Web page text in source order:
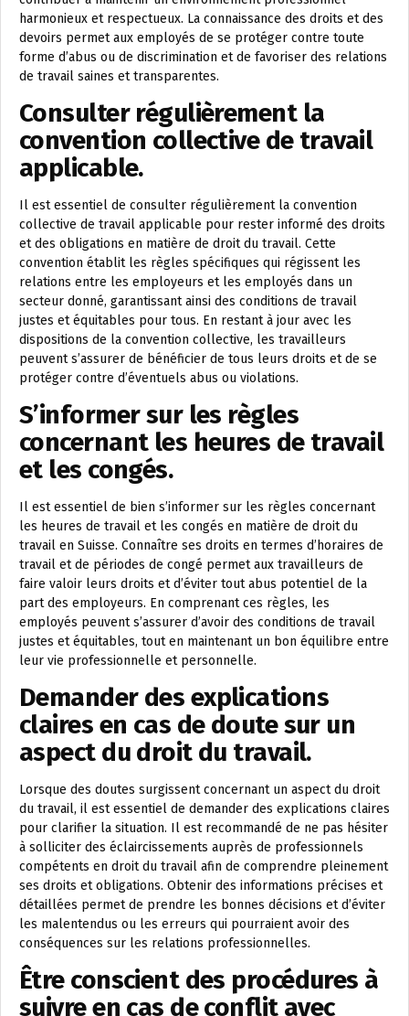
harmonieux et respectueux. La connaissance des droits et des
devoirs permet aux employés de se protéger contre toute
forme d’abus ou de discrimination et de favoriser des relations
de travail saines et transparentes.
Consulter régulièrement la
convention collective de travail
applicable.
Il est essentiel de consulter régulièrement la convention
collective de travail applicable pour rester informé des droits
et des obligations en matière de droit du travail. Cette
convention établit les règles spécifiques qui régissent les
relations entre les employeurs et les employés dans un
secteur donné, garantissant ainsi des conditions de travail
justes et équitables pour tous. En restant à jour avec les
dispositions de la convention collective, les travailleurs
peuvent s’assurer de bénéficier de tous leurs droits et de se
protéger contre d’éventuels abus ou violations.
S’informer sur les règles
concernant les heures de travail
et les congés.
Il est essentiel de bien s’informer sur les règles concernant
les heures de travail et les congés en matière de droit du
travail en Suisse. Connaître ses droits en termes d’horaires de
travail et de périodes de congé permet aux travailleurs de
faire valoir leurs droits et d’éviter tout abus potentiel de la
part des employeurs. En comprenant ces règles, les
employés peuvent s’assurer d’avoir des conditions de travail
justes et équitables, tout en maintenant un bon équilibre entre
leur vie professionnelle et personnelle.
Demander des explications
claires en cas de doute sur un
aspect du droit du travail.
Lorsque des doutes surgissent concernant un aspect du droit
du travail, il est essentiel de demander des explications claires
pour clarifier la situation. Il est recommandé de ne pas hésiter
à solliciter des éclaircissements auprès de professionnels
compétents en droit du travail afin de comprendre pleinement
ses droits et obligations. Obtenir des informations précises et
détaillées permet de prendre les bonnes décisions et d’éviter
les malentendus ou les erreurs qui pourraient avoir des
conséquences sur les relations professionnelles.
Être conscient des procédures à
suivre en cas de conflit avec